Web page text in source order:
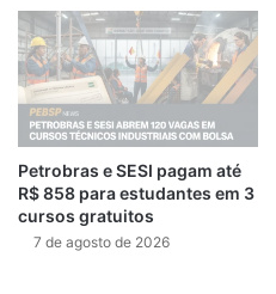
Petrobras e SESI pagam até
R$ 858 para estudantes em 3
cursos gratuitos
7 de agosto de 2026